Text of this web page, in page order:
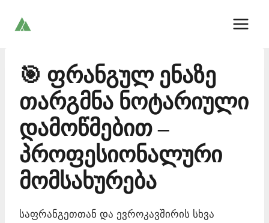
🎯 ფრანგულ ენაზე
თარგმნა ნოტარიული
დამოწმებით –
პროფესიონალური
მომსახურება
საფრანგეთთან და ევროკავშირის სხვა